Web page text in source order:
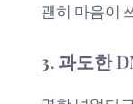
괜히 마음이
3. 과도한